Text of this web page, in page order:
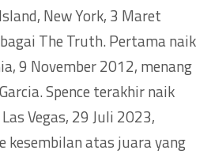
New York, 3 Maret
The Truth. Pertama naik
9 November 2012, menang
Spence terakhir naik
Vegas, 29 Juli 2023,
kesembilan atas juara yang